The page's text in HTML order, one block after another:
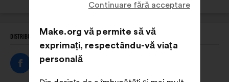
DISTRIBUIȚI ACEST PROFIL
Continuare fără acceptare
Make.org vă permite să vă
exprimați, respectându-vă viața
personală